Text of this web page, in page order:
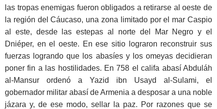
las tropas enemigas fueron obligados a retirarse al oeste de
la región del Cáucaso, una zona limitado por el mar Caspio
al este, desde las estepas al norte del Mar Negro y el
Dniéper, en el oeste. En ese sitio lograron reconstruir sus
fuerzas logrando que los abasíes y los omeyas decidieran
poner fin a las hostilidades. En 758 el califa abasí Abduláh
al-Mansur ordenó a Yazid ibn Usayd al-Sulami, el
gobernador militar abasí de Armenia a desposar a una noble
jázara y, de ese modo, sellar la paz. Por razones que se